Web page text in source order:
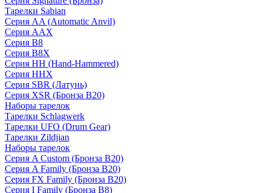
Тарелки Sabian
Серия AA (Automatic Anvil)
Серия AAX
Серия B8
Серия B8X
Серия HH (Hand-Hammered)
Серия HHX
Серия SBR (Латунь)
Серия XSR (Бронза B20)
Наборы тарелок
Тарелки Schlagwerk
Тарелки UFO (Drum Gear)
Тарелки Zildjian
Наборы тарелок
Серия A Custom (Бронза B20)
Серия A Family (Бронза B20)
Серия FX Family (Бронза B20)
Серия I Family (Бронза B8)